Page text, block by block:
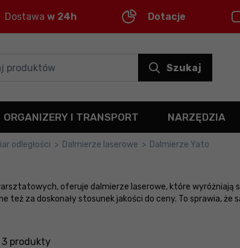
Dostawa w 24h Dotacje
Szukaj
ORGANIZERY I TRANSPORT NARZĘDZIA
odległości > Dalmierze laserowe > Dalmierze Yato
oferuje dalmierze laserowe, które wyróżniają
za doskonały stosunek jakości do ceny. To sprawia, że
3 produkty